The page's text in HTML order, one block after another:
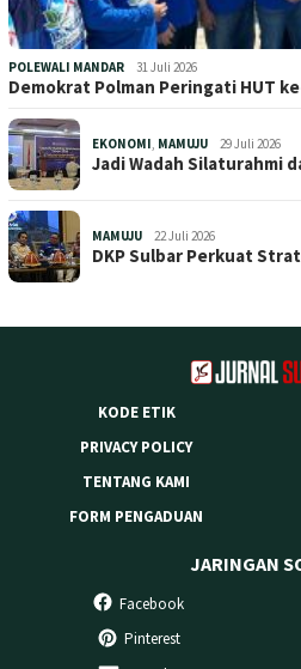
POLEWALI MANDAR 31 Juli 2026
Demokrat Polman Peringati HUT
EKONOMI MAMUJU 29 Juli 2026
Jadi Wadah Silaturahmi
MAMUJU 22 Juli 2026
DKP Sulbar Perkuat
KODE ETIK
PRIVACY POLICY
TENTANG KAMI
FORM PENGADUAN
JARINGAN
Facebook
Pinterest